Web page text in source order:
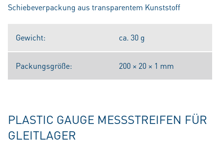
Schiebeverpackung aus transparentem Kunststoff
Gewicht: ca. 30 g
Packungsgröße: 200 × 20 × 1 mm
PLASTIC GAUGE MESSSTREIFEN FÜR
GLEITLAGER